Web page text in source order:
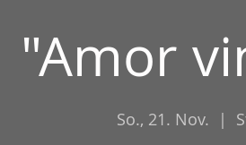
"Amor
So., 21. Nov.
  |